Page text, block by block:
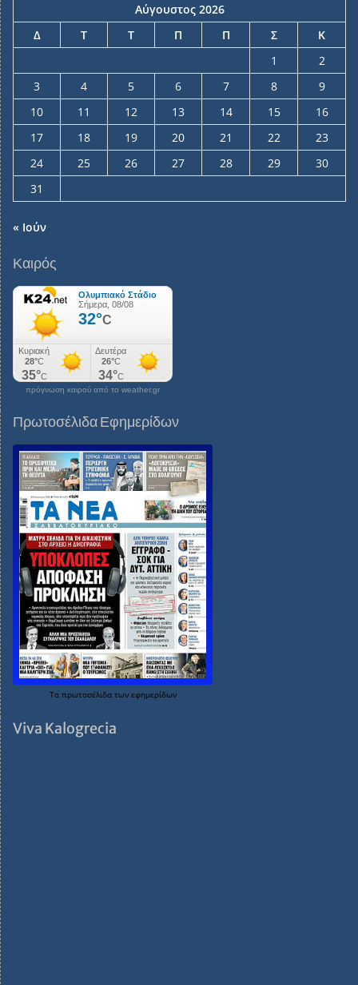
Αύγουστος 2026
Δ
Τ Τ Π Π Σ
Κ
1
2
3
4 5 6 7 8
9
10
11 12 13 14 15
16
17
18 19 20 21 22
23
24
25 26 27 28 29
30
31
« Ιούν
Καιρός
πρόγνωση καιρού από το weather.gr
Πρωτοσέλιδα Εφημερίδων
Τα πρωτοσέλιδα των εφημερίδων
Viva Kalogrecia